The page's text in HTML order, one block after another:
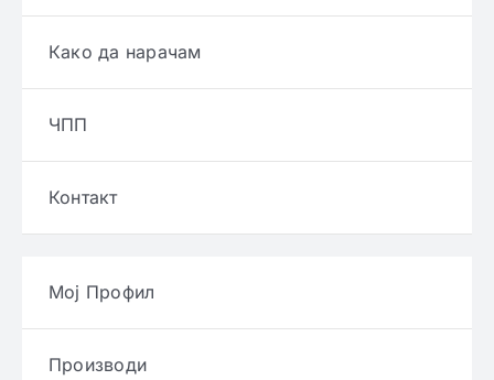
Како да нарачам
ЧПП
Контакт
Мој Профил
Производи